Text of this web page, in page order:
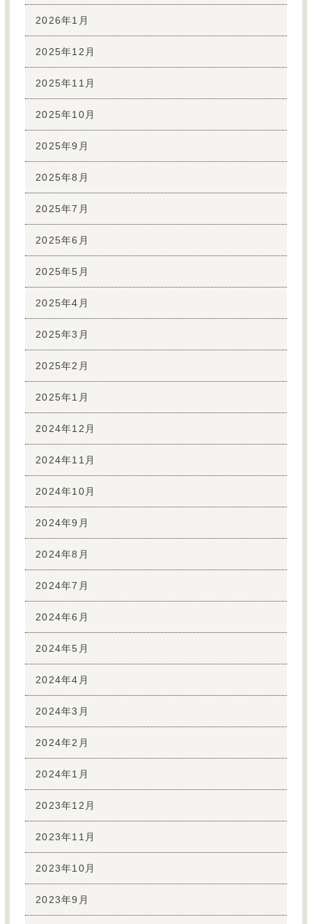
2026年1月
2025年12月
2025年11月
2025年10月
2025年9月
2025年8月
2025年7月
2025年6月
2025年5月
2025年4月
2025年3月
2025年2月
2025年1月
2024年12月
2024年11月
2024年10月
2024年9月
2024年8月
2024年7月
2024年6月
2024年5月
2024年4月
2024年3月
2024年2月
2024年1月
2023年12月
2023年11月
2023年10月
2023年9月